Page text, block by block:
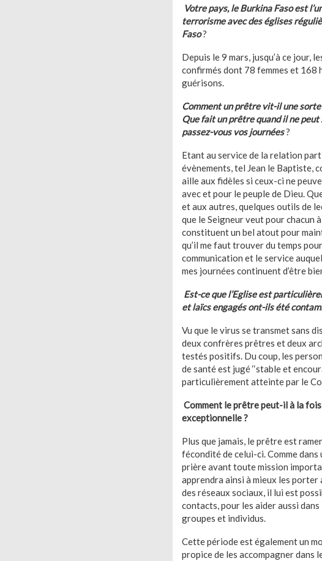
Votre pays, le Burkina Faso est
terrorisme avec des églises
Faso?
Depuis le 9 mars, jusqu’à ce
confirmés dont 78 femmes et 168
guérisons.
Comment un prêtre vit-il une sorte
Que fait un prêtre quand il ne
passez-vous vos journées?
Etant au service de la relation
évènements, tel Jean le Baptiste,
aille aux fidèles si ceux-ci ne
avec et pour le peuple de Dieu.
et aux autres, quelques outils de
que le Seigneur veut pour chacun
constituent un bel atout pour
qu’il me faut trouver du temps
communication et le service
mes journées continuent d’être
Est-ce que l’Eglise est
et laïcs engagés ont-ils été
Vu que le virus se transmet sans
deux confrères prêtres et deux
testés positifs. Du coup, les
de santé est jugé ‘‘stable et
particulièrement atteinte par le
Comment le prêtre peut-il à la
exceptionnelle ?
Plus que jamais, le prêtre est
fécondité de celui-ci. Comme
prière avant toute mission
apprendra ainsi à mieux les porter
des réseaux sociaux, il lui est
contacts, pour les aider aussi
groupes et individus.
Cette période est également un
propice de les accompagner